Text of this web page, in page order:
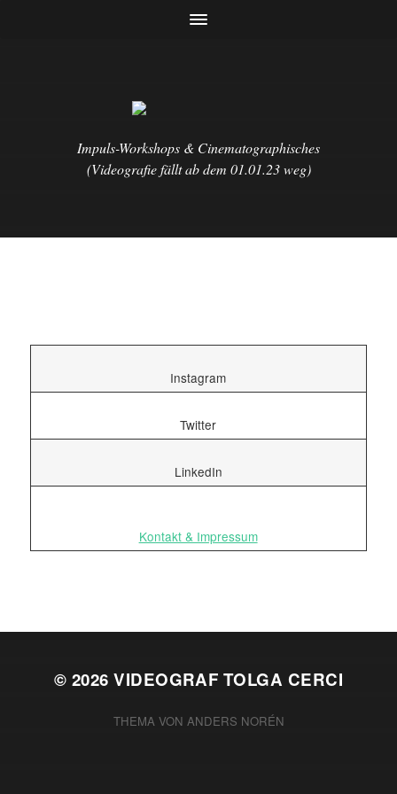
Impuls-Workshops & Cinematographisches
(Videografie fällt ab dem 01.01.23 weg)
Instagram
Twitter
LinkedIn
Kontakt & Impressum
© 2026VIDEOGRAF TOLGA CERCI
THEMA VON ANDERS NORÉN